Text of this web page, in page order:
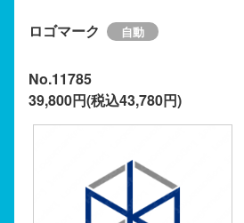
ロゴマーク
No.11785
39,800円(税込43,780円)